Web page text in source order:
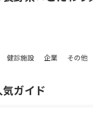
健診施設 企業 その他
ガイド